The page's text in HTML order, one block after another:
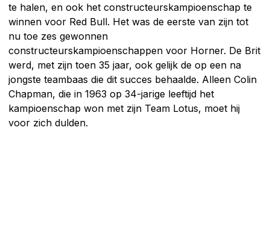
te halen, en ook het constructeurskampioenschap te
winnen voor Red Bull. Het was de eerste van zijn tot
nu toe zes gewonnen
constructeurskampioenschappen voor Horner. De Brit
werd, met zijn toen 35 jaar, ook gelijk de op een na
jongste teambaas die dit succes behaalde. Alleen Colin
Chapman, die in 1963 op 34-jarige leeftijd het
kampioenschap won met zijn Team Lotus, moet hij
voor zich dulden.